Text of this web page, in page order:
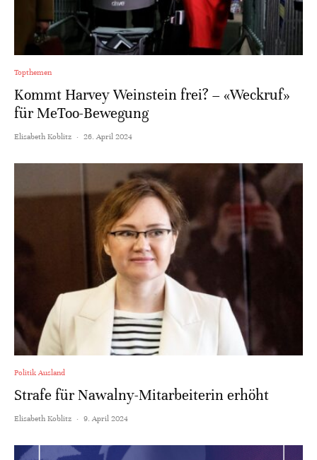
Topthemen
Kommt Harvey Weinstein frei? – «Weckruf»
für MeToo-Bewegung
Elisabeth Koblitz · 26. April 2024
Politik Ausland
Strafe für Nawalny-Mitarbeiterin erhöht
Elisabeth Koblitz · 9. April 2024